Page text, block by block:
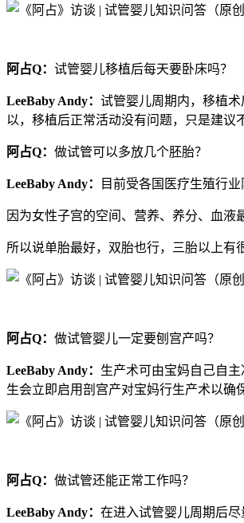
阿占Q： 试管婴儿移植后每天要卧床吗？
LeeBaby Andy： 试管婴儿周期内，移植
以，移植后正常活动没有问题，只是建议
阿占Q： 做试管可以多放几个胚胎？
LeeBaby Andy： 目前受各国医疗生殖行
因为女性子宫的空间、营养、养分、血液
所以说单胎最好，双胎也行，三胎以上有
阿占Q： 做试管婴儿一定要刨宫产吗？
LeeBaby Andy： 生产术可由宝妈自己自
生会立即启用剖宫产对宝妈行生产术以确
阿占Q： 做试管还能正常工作吗？
LeeBaby Andy： 在进入试管婴儿周期后